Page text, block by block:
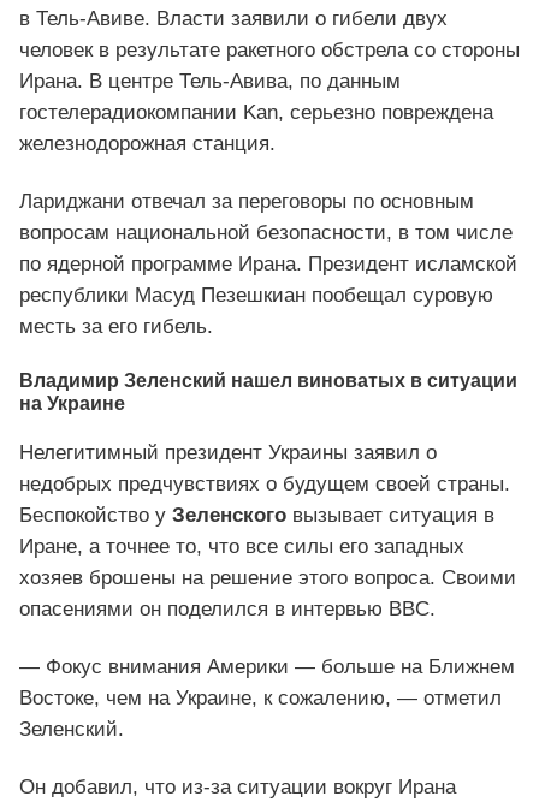
в Тель-Авиве. Власти заявили о гибели двух
человек в результате ракетного обстрела со стороны
Ирана. В центре Тель-Авива, по данным
гостелерадиокомпании Kan, серьезно повреждена
железнодорожная станция.
Лариджани отвечал за переговоры по основным
вопросам национальной безопасности, в том числе
по ядерной программе Ирана. Президент исламской
республики Масуд Пезешкиан пообещал суровую
месть за его гибель.
Владимир Зеленский нашел виноватых в ситуации
на Украине
Нелегитимный президент Украины заявил о
недобрых предчувствиях о будущем своей страны.
Беспокойство у Зеленского вызывает ситуация в
Иране, а точнее то, что все силы его западных
хозяев брошены на решение этого вопроса. Своими
опасениями он поделился в интервью BBC.
— Фокус внимания Америки — больше на Ближнем
Востоке, чем на Украине, к сожалению, — отметил
Зеленский.
Он добавил, что из-за ситуации вокруг Ирана